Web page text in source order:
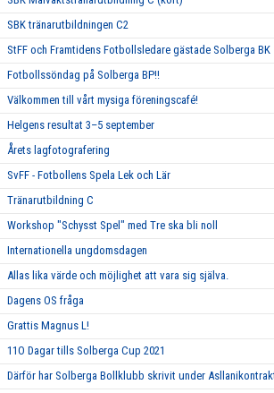
SBK tränarutbildningen C2
StFF och Framtidens Fotbollsledare gästade Solberga BK
Fotbollssöndag på Solberga BP!!
Välkommen till vårt mysiga föreningscafé!
Helgens resultat 3–5 september
Årets lagfotografering
SvFF - Fotbollens Spela Lek och Lär
Tränarutbildning C
Workshop "Schysst Spel" med Tre ska bli noll
Internationella ungdomsdagen
Allas lika värde och möjlighet att vara sig själva.
Dagens OS fråga
Grattis Magnus L!
11O Dagar tills Solberga Cup 2021
Därför har Solberga Bollklubb skrivit under